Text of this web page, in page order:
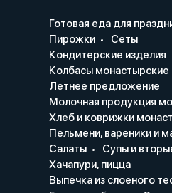
Готовая еда для
Пирожки
Сеты
Кондитерские изделия
Колбасы монастырские
Летнее предложение
Молочная продукция
Хлеб и коврижки
Пельмени, вареники и
Салаты
Супы и
Хачапури, пицца
Выпечка из слоеного